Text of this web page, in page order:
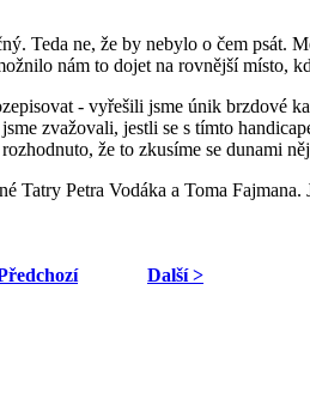
Teda ne, že by nebylo o čem psát.
nám to dojet na rovnější místo,
- vyřešili jsme únik brzdové
zvažovali, jestli se s tímto
že to zkusíme se dunami
Petra Vodáka a Toma
Další >